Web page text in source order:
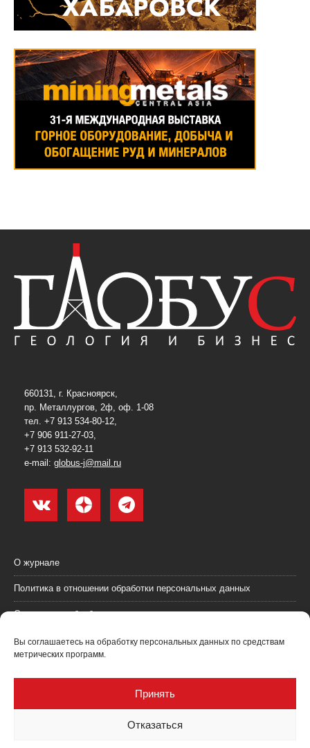
Вы соглашаетесь на обработку персональных данных по средствам
метрических программ.
Принять
Отказаться
660131, г. Красноярск,
пр. Металлургов, 2ф, оф. 1-08
тел. +7 913 534-80-12,
+7 906 911-27-03,
+7 913 532-92-11
e-mail: globus-j@mail.ru
О журнале
Политика в отношении обработки персональных данных
Согласие на обработку персональных данных
Пользовательское соглашение (оферта)